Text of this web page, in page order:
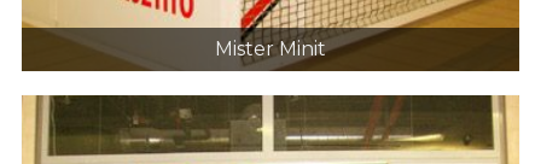
Mister Minit